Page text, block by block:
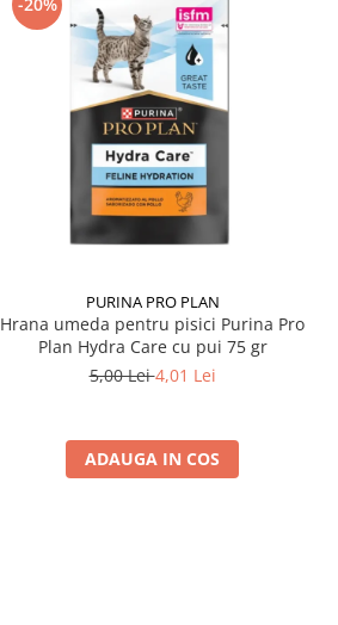
-20%
PURINA PRO PLAN
Hrana umeda pentru pisici Purina Pro
Plan Hydra Care cu pui 75 gr
5,00 Lei4,01 Lei
ADAUGA IN COS